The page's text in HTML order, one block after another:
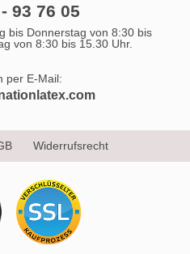
93 76 05
bis Donnerstag von 8:30 bis
von 8:30 bis 15.30 Uhr.
per E-Mail:
Widerrufsrecht